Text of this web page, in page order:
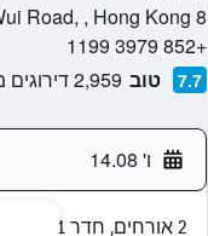
8 Sun Wui Road, , Hong Kong, הונג קונג
+852 3979 1199
7.7 טוב 2,959 דירוגים מאומתים
ו' 14.08
2 אורחים, חדר 1